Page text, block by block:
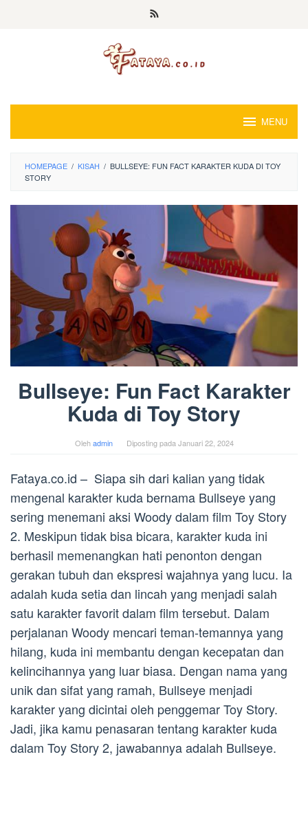
MENU
HOMEPAGE / KISAH / BULLSEYE: FUN FACT KARAKTER KUDA DI TOY
STORY
Bullseye: Fun Fact Karakter
Kuda di Toy Story
Olehadmin Diposting pada Januari 22, 2024
Fataya.co.id – Siapa sih dari kalian yang tidak
mengenal karakter kuda bernama Bullseye yang
sering menemani aksi Woody dalam film Toy Story
2. Meskipun tidak bisa bicara, karakter kuda ini
berhasil memenangkan hati penonton dengan
gerakan tubuh dan ekspresi wajahnya yang lucu. Ia
adalah kuda setia dan lincah yang menjadi salah
satu karakter favorit dalam film tersebut. Dalam
perjalanan Woody mencari teman-temannya yang
hilang, kuda ini membantu dengan kecepatan dan
kelincihannya yang luar biasa. Dengan nama yang
unik dan sifat yang ramah, Bullseye menjadi
karakter yang dicintai oleh penggemar Toy Story.
Jadi, jika kamu penasaran tentang karakter kuda
dalam Toy Story 2, jawabannya adalah Bullseye.